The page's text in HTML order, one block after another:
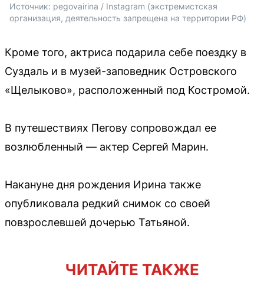
Источник: pegovairina / Instagram (экстремистская
организация, деятельность запрещена на территории РФ)
Кроме того, актриса подарила себе поездку в
Суздаль и в музей-заповедник Островского
«Щелыково», расположенный под Костромой.
В путешествиях Пегову сопровождал ее
возлюбленный — актер Сергей Марин.
Накануне дня рождения Ирина также
опубликовала редкий снимок со своей
повзрослевшей дочерью Татьяной.
ЧИТАЙТЕ ТАКЖЕ